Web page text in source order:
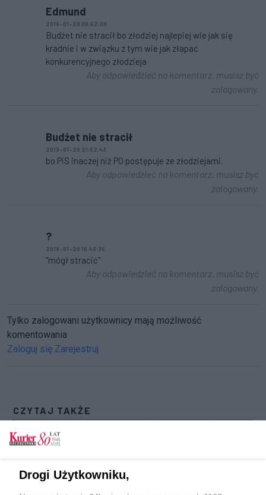
Edmund
2019-01-29 08:52:09
Budźet nie stracił bo złodziej najlepiej wie jak się
kradnie i w związku z tym wie jak złapać
konkurencyjnego złodzieja
Aby odpowiedzieć na komentarz, musisz być
zalogowany.
Budżet nie stracił
2019-01-28 21:52:43
bo PiS inaczej niż PO postępuje ze złodziejami.
Aby odpowiedzieć na komentarz, musisz być
zalogowany.
?
2019-01-28 16:43:35
"mógł stracić"
Aby odpowiedzieć na komentarz, musisz być
zalogowany.
Tylko zalogowani użytkownicy mają możliwość
komentowania
Zaloguj się Zarejestruj
CZYTAJ TAKŻE
Dwie grupy przestępcze nielegalnie obracały
paliwem
Rostowski przed komisją śledczą ds. VAT.
Niewykluczone kolejne zawiadomienia
Drogi Użytkowniku,